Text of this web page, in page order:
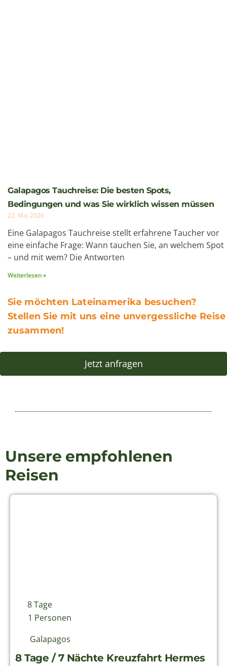
Galapagos Tauchreise: Die besten Spots,
Bedingungen und was Sie wirklich wissen müssen
22. Mai 2026
Eine Galapagos Tauchreise stellt erfahrene Taucher vor
eine einfache Frage: Wann tauchen Sie, an welchem Spot
– und mit wem? Die Antworten
Weiterlesen »
Sie möchten Lateinamerika besuchen?
Stellen Sie mit uns eine unvergessliche Reise
zusammen!
Jetzt anfragen
Unsere empfohlenen
Reisen
8 Tage
1 Personen
Galapagos
8 Tage / 7 Nächte Kreuzfahrt Hermes